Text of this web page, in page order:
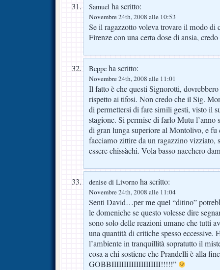
Samuel ha scritto:
Novembre 24th, 2008 alle 10:53
Se il ragazzotto voleva trovare il modo di
Firenze con una certa dose di ansia,
Beppe ha scritto:
Novembre 24th, 2008 alle 11:01
Il fatto è che questi Signorotti,
rispetto ai tifosi. Non credo che il Sig.
di permettersi di fare simili gesti, visto il
stagione. Si permise di farlo Mutu l’anno
di gran lunga superiore al Montolivo, e
facciamo zittire da un ragazzino vizziato,
essere chissàchi. Vola basso nacchero
denise di Livorno ha scritto:
Novembre 24th, 2008 alle 11:04
Senti David…per me quel “ditino”
le domeniche se questo volesse dire
sono solo delle reazioni umane che tutti
una quantità di critiche spesso eccessive.
l’ambiente in tranquillità sopratutto il
cosa a chi sostiene che Prandelli è alla
GOBBIIIIIIIIIIIIIIIIIIII!!!!!”